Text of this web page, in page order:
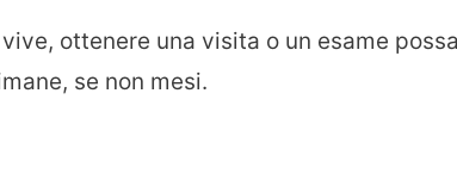
ottenere una visita o un esame
se non mesi.